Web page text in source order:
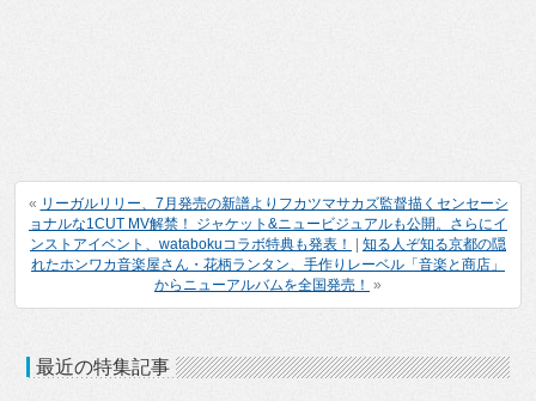
« リーガルリリー、7月発売の新譜よりフカツマサカズ監督描くセンセーシ
ョナルな1CUT MV解禁！ ジャケット&ニュービジュアルも公開。さらにイ
ンストアイベント、watabokuコラボ特典も発表！
| 知る人ぞ知る京都の隠
れたホンワカ音楽屋さん・花柄ランタン、手作りレーベル「音楽と商店」
からニューアルバムを全国発売！ »
最近の特集記事